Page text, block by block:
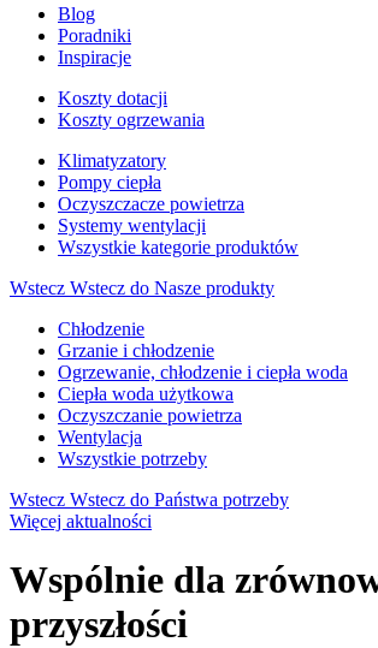
Blog
Poradniki
Inspiracje
Koszty dotacji
Koszty ogrzewania
Klimatyzatory
Pompy ciepła
Oczyszczacze powietrza
Systemy wentylacji
Wszystkie kategorie produktów
Wstecz Wstecz do Nasze produkty
Chłodzenie
Grzanie i chłodzenie
Ogrzewanie, chłodzenie i ciepła woda
Ciepła woda użytkowa
Oczyszczanie powietrza
Wentylacja
Wszystkie potrzeby
Wstecz Wstecz do Państwa potrzeby
Więcej aktualności
Wspólnie dla
przyszłości